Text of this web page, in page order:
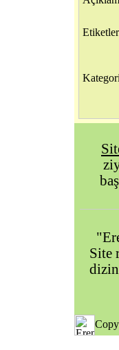
Etiketler
Site
dizin